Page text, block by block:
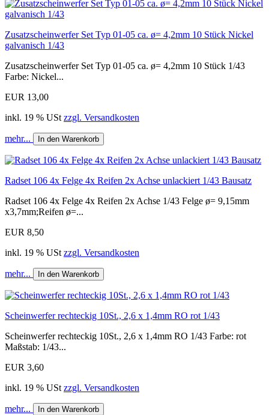
Zusatzscheinwerfer Set Typ 01-05 ca. ø= 4,2mm 10 Stück Nickel
galvanisch 1/43
Zusatzscheinwerfer Set Typ 01-05 ca. ø= 4,2mm 10 Stück 1/43
Farbe: Nickel...
EUR 13,00
inkl. 19 % USt zzgl. Versandkosten
mehr... In den Warenkorb
Radset 106 4x Felge 4x Reifen 2x Achse unlackiert 1/43 Bausatz
Radset 106 4x Felge 4x Reifen 2x Achse 1/43 Felge ø= 9,15mm
x3,7mm;Reifen ø=...
EUR 8,50
inkl. 19 % USt zzgl. Versandkosten
mehr... In den Warenkorb
Scheinwerfer rechteckig 10St., 2,6 x 1,4mm RO rot 1/43
Scheinwerfer rechteckig 10St., 2,6 x 1,4mm RO 1/43 Farbe: rot
Maßstab: 1/43...
EUR 3,60
inkl. 19 % USt zzgl. Versandkosten
mehr... In den Warenkorb